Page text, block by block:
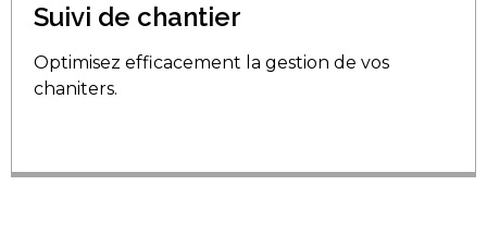
Suivi de chantier
Optimisez efficacement la gestion de vos
chaniters.